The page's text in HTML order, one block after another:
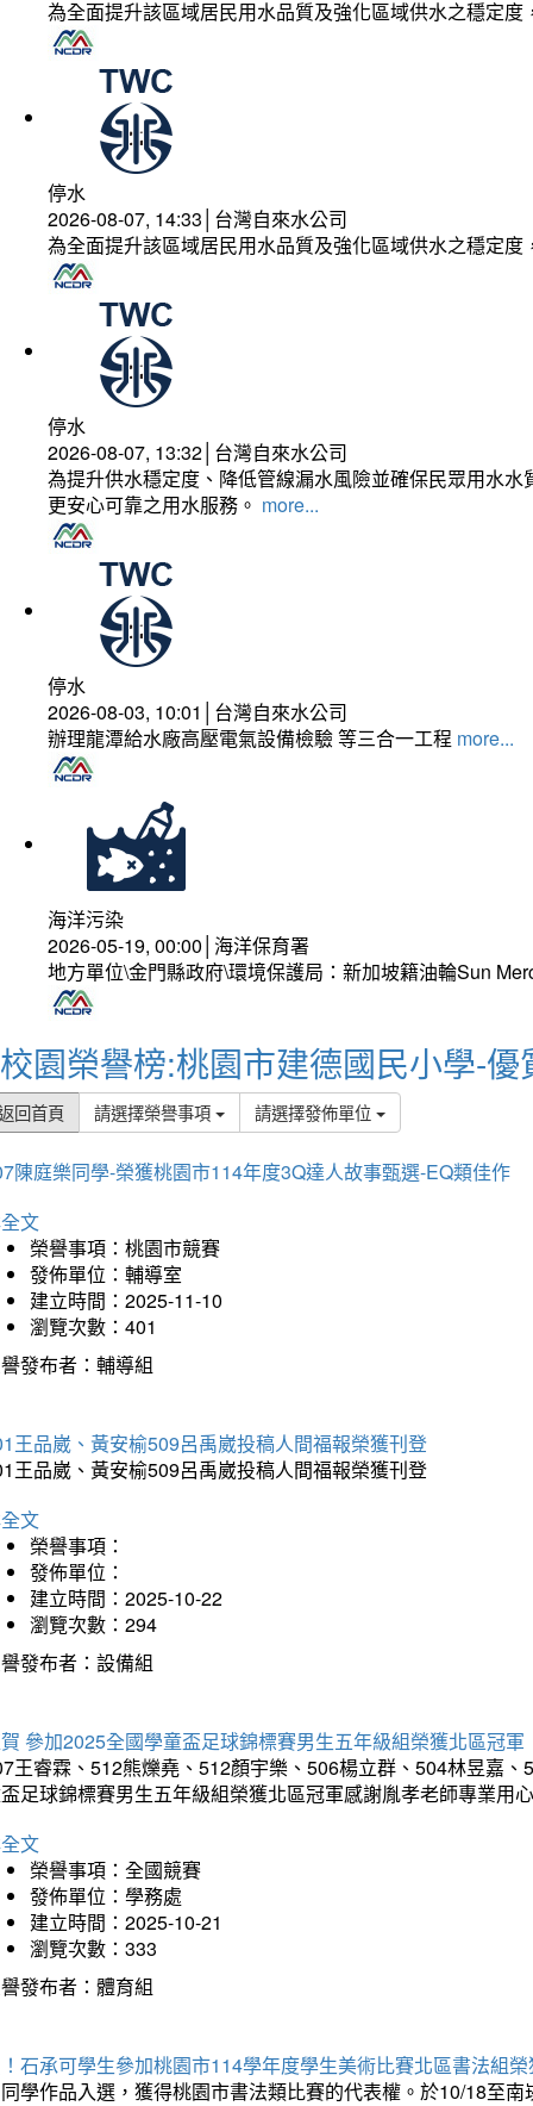
為全面提升該區域居民用水品質及強化區域供水之穩定
停水
2026-08-07, 14:33│台灣自來水公司
為全面提升該區域居民用水品質及強化區域供水之穩定
停水
2026-08-07, 13:32│台灣自來水公司
為提升供水穩定度、降低管線漏水風險並確保民眾用水
更安心可靠之用水服務。 more...
停水
2026-08-03, 10:01│台灣自來水公司
辦理龍潭給水廠高壓電氣設備檢驗 等三合一工程 more...
海洋污染
2026-05-19, 00:00│海洋保育署
地方單位\金門縣政府\環境保護局：新加坡籍油輪Sun
校園榮譽榜:桃園市建德國民小學-優
回首頁 請選擇榮譽事項 請選擇發佈單位
陳庭樂同學-榮獲桃園市114年度3Q達人故事甄選-EQ類佳作
文
榮譽事項：桃園市競賽
發佈單位：輔導室
建立時間：2025-11-10
瀏覽次數：401
發布者：輔導組
王品崴、黃安榆509呂禹崴投稿人間福報榮獲刊登
王品崴、黃安榆509呂禹崴投稿人間福報榮獲刊登
文
榮譽事項：
發佈單位：
建立時間：2025-10-22
瀏覽次數：294
發布者：設備組
參加2025全國學童盃足球錦標賽男生五年級組榮獲北區冠軍
王睿霖、512熊爍堯、512顏宇樂、506楊立群、504林昱嘉
足球錦標賽男生五年級組榮獲北區冠軍感謝胤孝老師專業用
文
榮譽事項：全國競賽
發佈單位：學務處
建立時間：2025-10-21
瀏覽次數：333
發布者：體育組
石承可學生參加桃園市114學年度學生美術比賽北區書法組
學作品入選，獲得桃園市書法類比賽的代表權。於10/18至